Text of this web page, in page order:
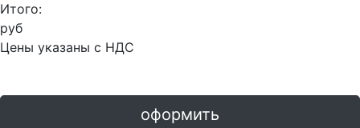
Итого:
руб
Цены указаны с НДС
оформить